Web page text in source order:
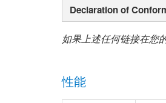
Declaration of
如果上述任何链接在您
性能